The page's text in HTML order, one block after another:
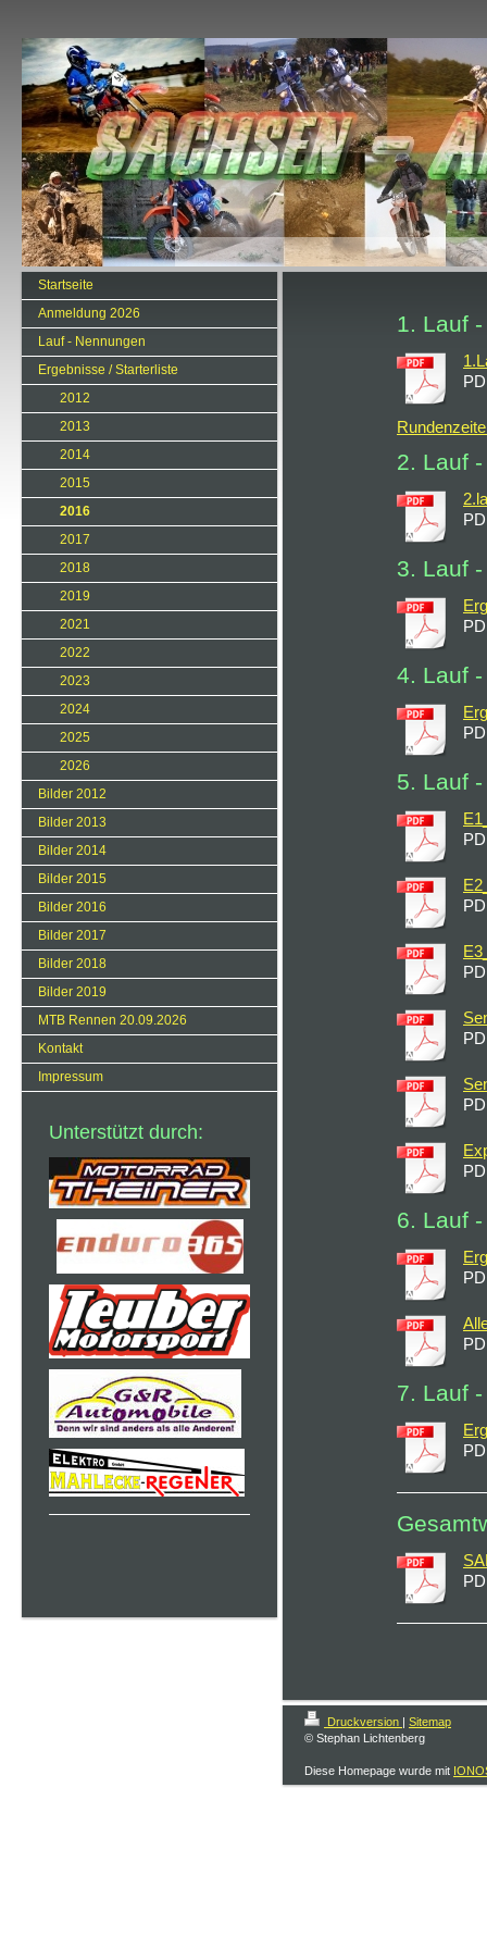
Startseite
Anmeldung 2026
Lauf - Nennungen
Ergebnisse / Starterliste
2012
2013
2014
2015
2016
2017
2018
2019
2021
2022
2023
2024
2025
2026
Bilder 2012
Bilder 2013
Bilder 2014
Bilder 2015
Bilder 2016
Bilder 2017
Bilder 2018
Bilder 2019
MTB Rennen 20.09.2026
Kontakt
Impressum
Unterstützt durch:
1. Lauf
2. Lauf
3. Lauf
4. Lauf
5. Lauf
6. Lauf
7. Lauf
Druckversion | Sitemap
© Stephan Lichtenberg
Diese Homepage wurde mit